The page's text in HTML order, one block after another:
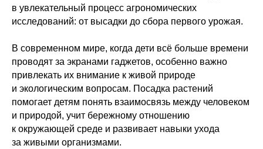
в увлекательный процесс агрономических
исследований: от высадки до сбора первого урожая.
В современном мире, когда дети всё больше времени
проводят за экранами гаджетов, особенно важно
привлекать их внимание к живой природе
и экологическим вопросам. Посадка растений
помогает детям понять взаимосвязь между человеком
и природой, учит бережному отношению
к окружающей среде и развивает навыки ухода
за живыми организмами.